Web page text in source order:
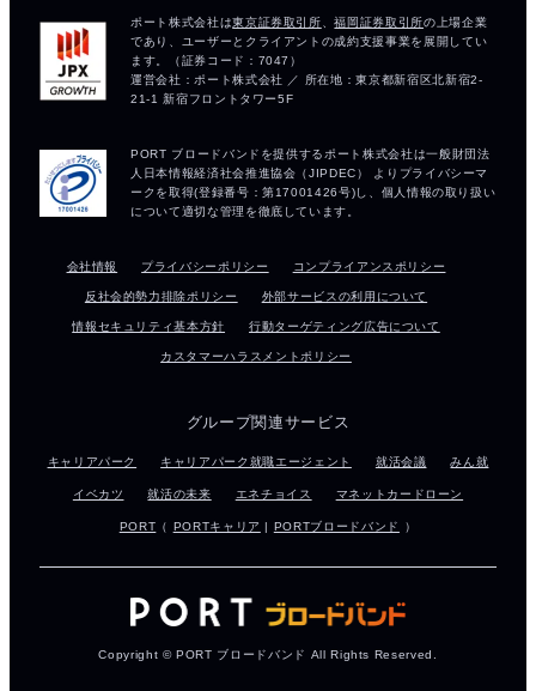
会社情報 プライバシーポリシー コンプライアンスポリシー
反社会的勢力排除ポリシー 外部サービスの利用について
情報セキュリティ基本方針 行動ターゲティング広告について
カスタマーハラスメントポリシー